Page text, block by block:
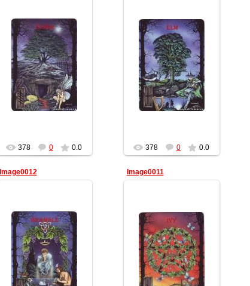
10.02.2012
Геката
378 0 0.0
10.02.2012
Геката
378 0 0.0
Image0012
10.02.2012
Геката
Image0011
10.02.2012
Геката